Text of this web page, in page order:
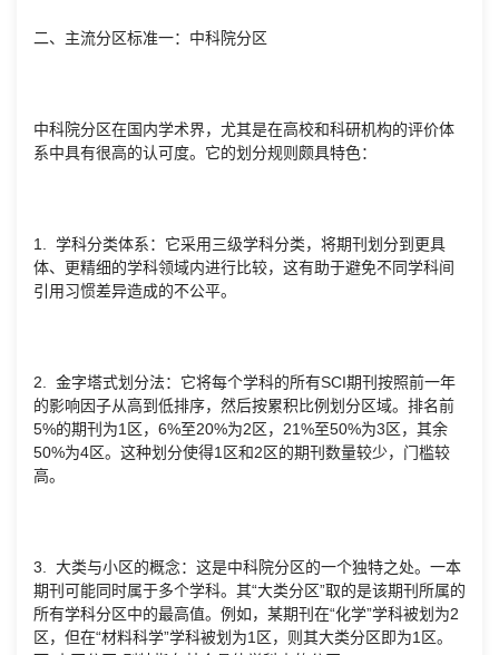
二、主流分区标准一：中科院分区
中科院分区在国内学术界，尤其是在高校和科研机构的评价体
系中具有很高的认可度。它的划分规则颇具特色：
1. 学科分类体系：它采用三级学科分类，将期刊划分到更具
体、更精细的学科领域内进行比较，这有助于避免不同学科间
引用习惯差异造成的不公平。
2. 金字塔式划分法：它将每个学科的所有SCI期刊按照前一年
的影响因子从高到低排序，然后按累积比例划分区域。排名前
5%的期刊为1区，6%至20%为2区，21%至50%为3区，其余
50%为4区。这种划分使得1区和2区的期刊数量较少，门槛较
高。
3. 大类与小区的概念：这是中科院分区的一个独特之处。一本
期刊可能同时属于多个学科。其“大类分区”取的是该期刊所属的
所有学科分区中的最高值。例如，某期刊在“化学”学科被划为2
区，但在“材料科学”学科被划为1区，则其大类分区即为1区。